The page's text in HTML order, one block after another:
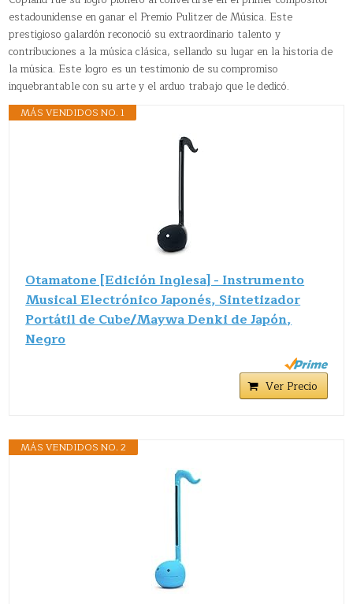
estadounidense en ganar el Premio Pulitzer de Música. Este
prestigioso galardón reconoció su extraordinario talento y
contribuciones a la música clásica, sellando su lugar en la historia de
la música. Este logro es un testimonio de su compromiso
inquebrantable con su arte y el arduo trabajo que le dedicó.
MÁS VENDIDOS NO. 1
Otamatone [Edición Inglesa] - Instrumento
Musical Electrónico Japonés, Sintetizador
Portátil de Cube/Maywa Denki de Japón,
Negro
Ver Precio
MÁS VENDIDOS NO. 2